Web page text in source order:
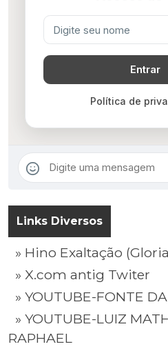
Links Diversos
» Hino Exaltação
» X.com antig Twiter
» YOUTUBE-FONTE
» YOUTUBE-LUIZ
RAPHAEL